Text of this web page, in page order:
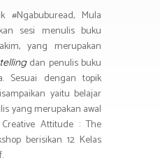
#Ngabuburead, Mula
sesi menulis buku
yang merupakan
dan penulis buku
Sesuai dengan topik
yaitu belajar
yang merupakan awal
Attitude : The
berisikan 12 Kelas